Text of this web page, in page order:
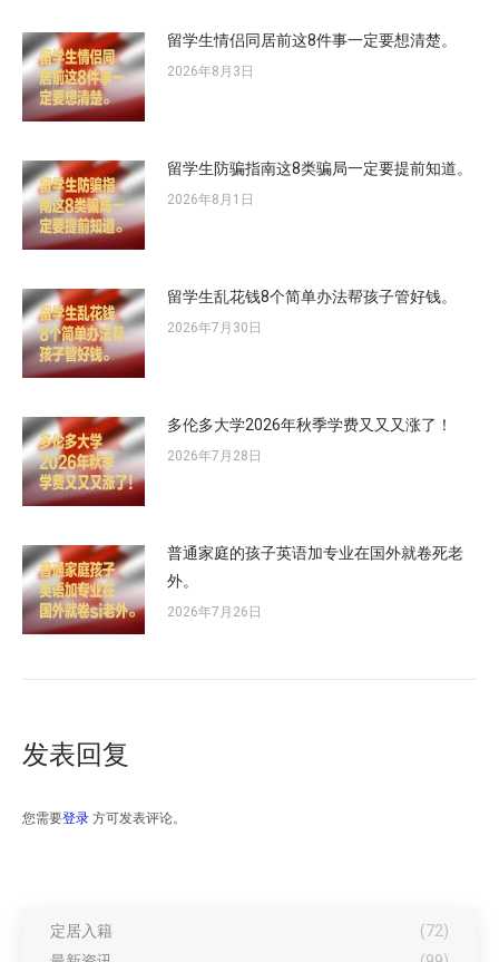
留学生情侣同居前这8件事一定要想清楚。
2026年8月3日
留学生防骗指南这8类骗局一定要提前知道。
2026年8月1日
留学生乱花钱8个简单办法帮孩子管好钱。
2026年7月30日
多伦多大学2026年秋季学费又又又涨了！
2026年7月28日
普通家庭的孩子英语加专业在国外就卷死老
外。
2026年7月26日
发表回复
您需要登录 方可发表评论。
定居入籍
(72)